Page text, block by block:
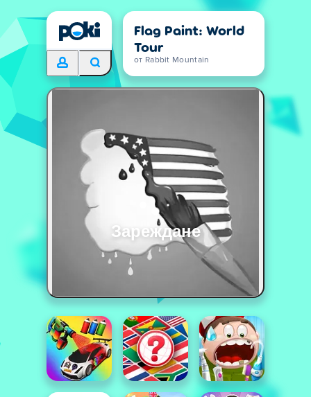
Flag Paint: World
Tour
от Rabbit Mountain
Зареждане